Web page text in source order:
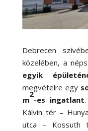
Debrecen
közelében, a
egyik
megvételre egy
m
2
-es ingatlant
Kálvin tér –
utca – Kossuth